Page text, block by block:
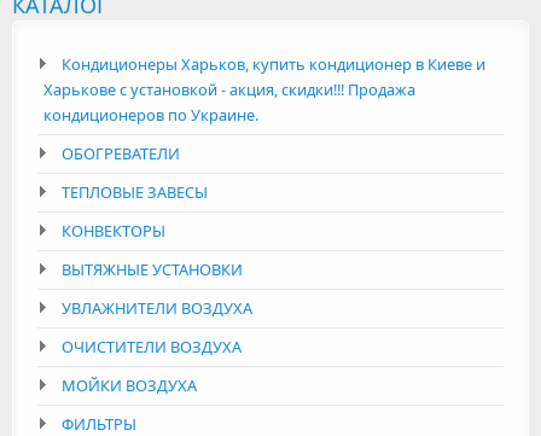
Кондиционеры Харьков, купить кондиционер в Киеве и
Харькове с установкой - акция, скидки!!! Продажа
кондиционеров по Украине.
ОБОГРЕВАТЕЛИ
ТЕПЛОВЫЕ ЗАВЕСЫ
КОНВЕКТОРЫ
ВЫТЯЖНЫЕ УСТАНОВКИ
УВЛАЖНИТЕЛИ ВОЗДУХА
ОЧИСТИТЕЛИ ВОЗДУХА
МОЙКИ ВОЗДУХА
ФИЛЬТРЫ